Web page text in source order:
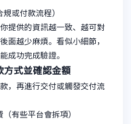
或付款流程）
提供的資訊越一致、越可對
面越少麻煩。看似小細節，
成功完成驗證。
方式並確認金額
，再進行交付或觸發交付流
有些平台會拆項）